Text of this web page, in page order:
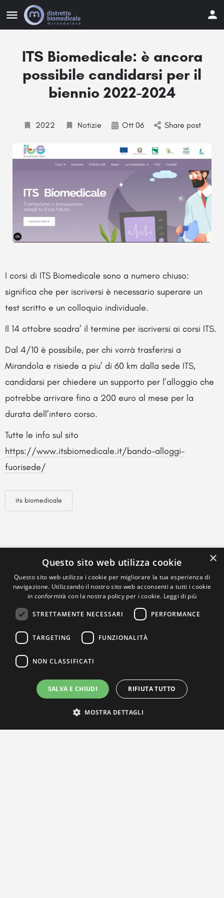
ITS Biomedicale: è ancora
possibile candidarsi per il
biennio 2022-2024
2022 Notizie Ott 06 Share post
I corsi di ITS Biomedicale sono a numero chiuso:
significa che per iscriversi è necessario superare un
test scritto e un colloquio individuale.
Il 14 ottobre scadra’ il termine per iscriversi ai corsi ITS.
Dal 4/10 è possibile, per chi vorrà trasferirsi a
Mirandola e risiede a piu’ di 60 km dalla sede ITS,
candidarsi per chiedere un supporto per l’alloggio che
potrebbe arrivare fino a 200 euro al mese per la
durata dell’intero corso.
Tutte le info sul sito
https://www.itsbiomedicale.it/bando-alloggi-
fuorisede/
its biomedicale
×
Questo sito web utilizza cookie
Questo sito web utilizza i cookie per migliorare la tua esperienza di
navigazione. Utilizzando il nostro sito web acconsenti a tutti i cookie
in conformità con la nostra policy per i cookie. Leggi di più
STRETTAMENTE NECESSARI PERFORMANCE
TARGETING FUNZIONALITÀ
NON CLASSIFICATI
SALVA E CHIUDI RIFIUTA TUTTO
MOSTRA DETTAGLI